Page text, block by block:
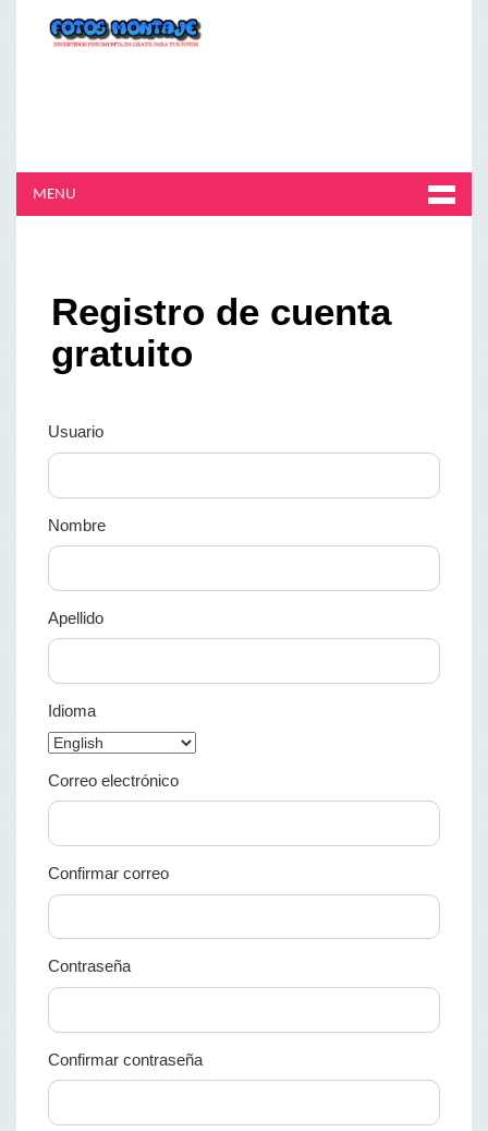
MENU
Registro de cuenta
gratuito
Usuario
Nombre
Apellido
Idioma
Correo electrónico
Confirmar correo
Contraseña
Confirmar contraseña